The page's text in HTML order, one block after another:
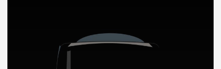
DÉCOUVREZ NOTRE IMPORTATION AUTO au Mali